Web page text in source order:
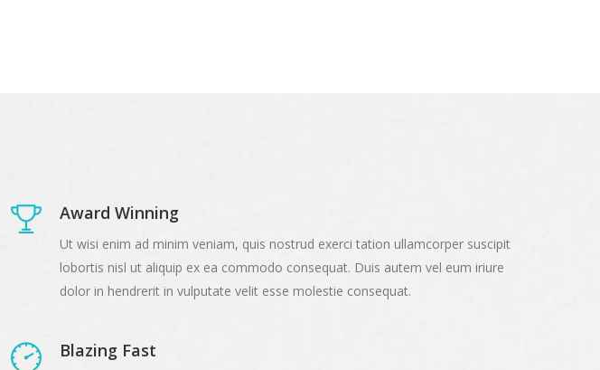
Award Winning
Ut wisi enim ad minim veniam, quis nostrud exerci tation ullamcorper suscipit
lobortis nisl ut aliquip ex ea commodo consequat. Duis autem vel eum iriure
dolor in hendrerit in vulputate velit esse molestie consequat.
Blazing Fast